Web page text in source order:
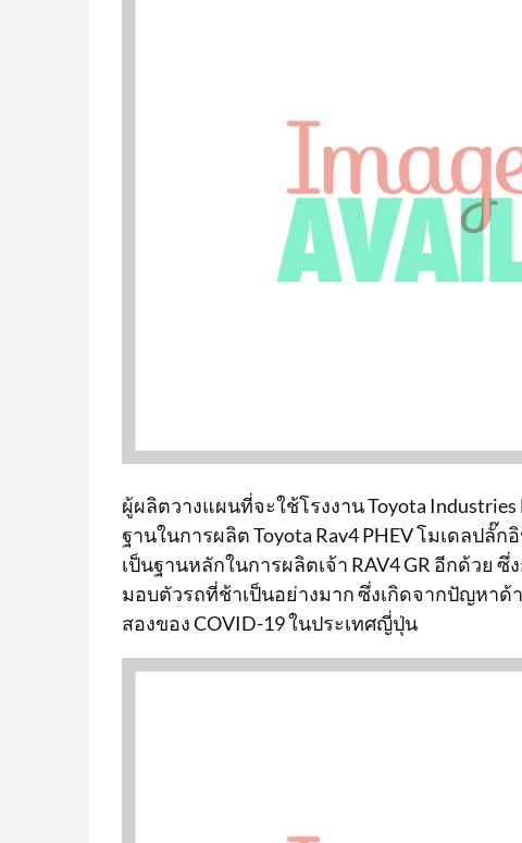
ผู้ผลิตวางแผนที่จะใช้โรงงาน Toyota Industries
ฐานในการผลิต Toyota Rav4 PHEV โมเดลป
เป็นฐานหลักในการผลิตเจ้า RAV4 GR อีกด้วย
มอบตัวรถที่ช้าเป็นอย่างมาก ซึ่งเกิดจากปัญหา
สองของ COVID-19 ในประเทศญี่ปุ่น